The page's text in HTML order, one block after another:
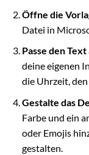
Öffne die
Datei in
Passe den Text
deine eigenen
die Uhrzeit,
Gestalte das
Farbe und ein
oder Emojis
gestalten.